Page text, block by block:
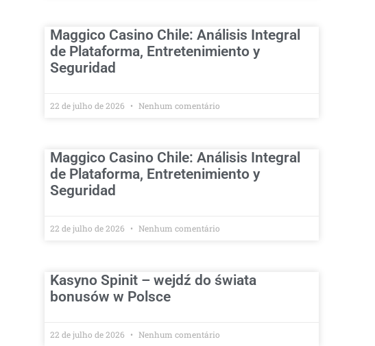
Maggico Casino Chile: Análisis Integral
de Plataforma, Entretenimiento y
Seguridad
22 de julho de 2026 Nenhum comentário
Maggico Casino Chile: Análisis Integral
de Plataforma, Entretenimiento y
Seguridad
22 de julho de 2026 Nenhum comentário
Kasyno Spinit – wejdź do świata
bonusów w Polsce
22 de julho de 2026 Nenhum comentário